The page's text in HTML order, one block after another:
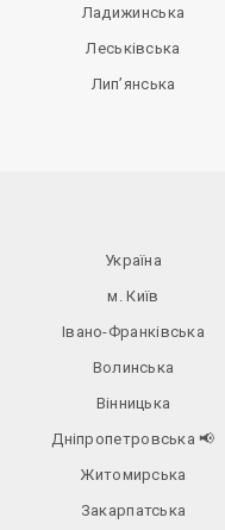
Ладижинська
Леськівська
Лип’янська
Україна
м. Київ
Івано-Франківська
Волинська
Вінницька
Дніпропетровська📢
Житомирська
Закарпатська